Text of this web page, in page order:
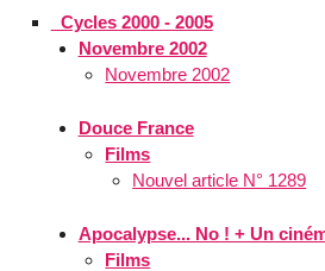
_Cycles 2000 - 2005
Novembre 2002
Novembre 2002
Douce France
Films
Nouvel article N° 1289
Apocalypse... No ! + Un
Films